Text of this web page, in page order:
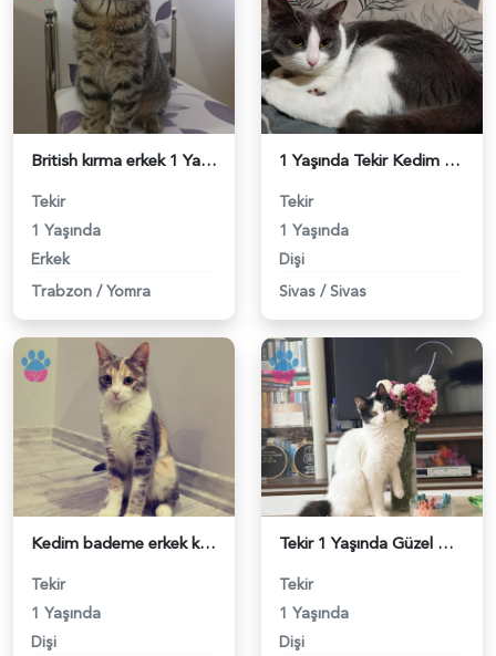
British kırma erkek 1 Yaşında - 118984399
Tekir
1 Yaşında
Erkek
Trabzon / Yomra
1 Yaşında Tekir Kedim Eş Arıyor - 118984368
Tekir
1 Yaşında
Dişi
Sivas / Sivas
Kedim bademe erkek kedi arıyorum - 118984362
Tekir
1 Yaşında
Dişi
Tekir 1 Yaşında Güzel Gözlü Kızım Eş Arıyor - 118984340
Tekir
1 Yaşında
Dişi